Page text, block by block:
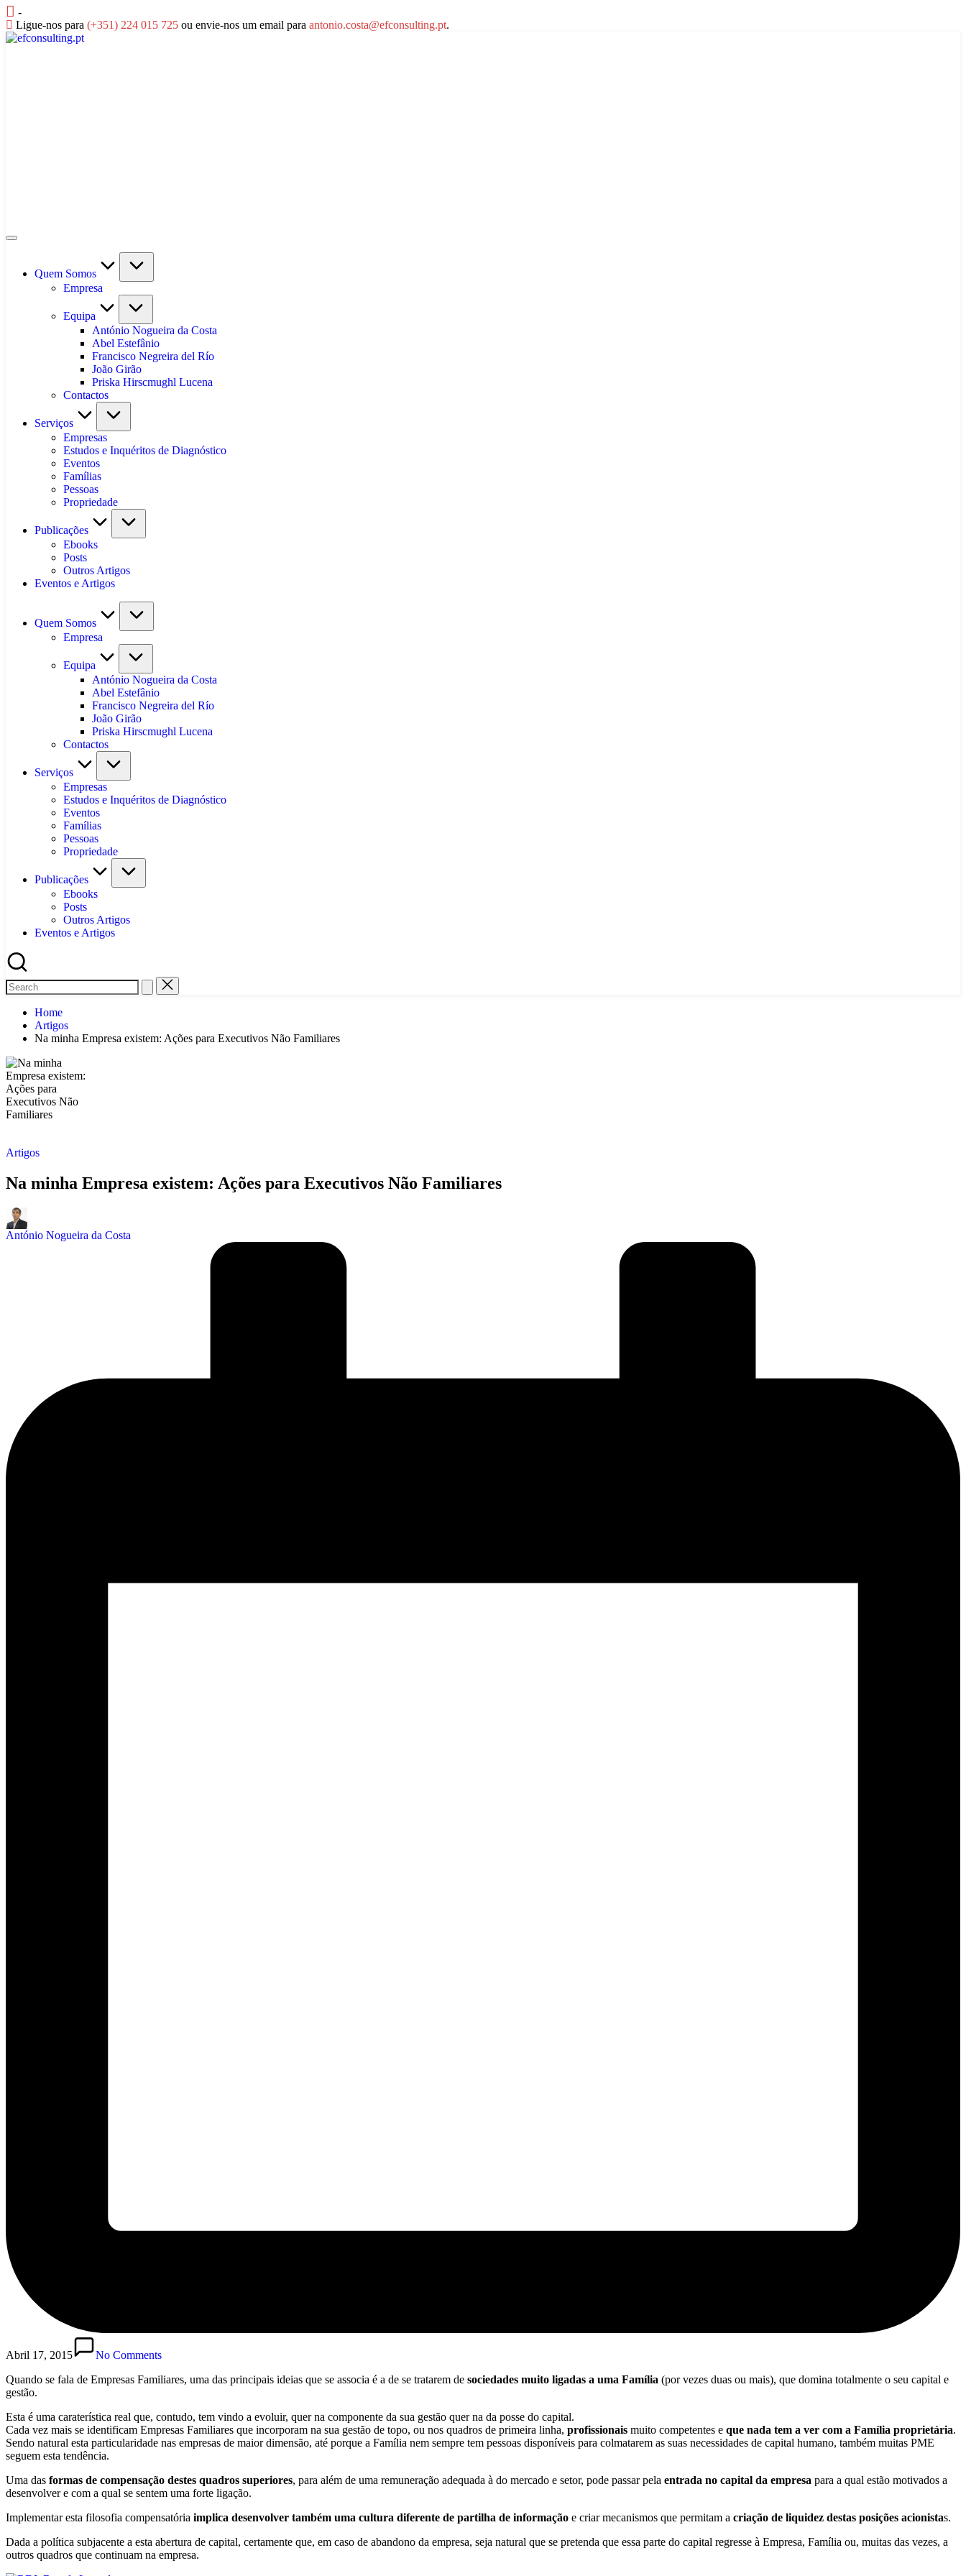
Skip
to
content
-
Ligue-nos para (+351) 224 015 725 ou envie-nos um email para antonio.costa@efconsulting.pt.
efconsulting.pt
Quem Somos
Empresa
Equipa
António Nogueira da Costa
Abel Estefânio
Francisco Negreira del Río
João Girão
Priska Hirscmughl Lucena
Contactos
Serviços
Empresas
Estudos e Inquéritos de Diagnóstico
Eventos
Famílias
Pessoas
Propriedade
Publicações
Ebooks
Posts
Outros Artigos
Eventos e Artigos
Quem Somos
Empresa
Equipa
António Nogueira da Costa
Abel Estefânio
Francisco Negreira del Río
João Girão
Priska Hirscmughl Lucena
Contactos
Serviços
Empresas
Estudos e Inquéritos de Diagnóstico
Eventos
Famílias
Pessoas
Propriedade
Publicações
Ebooks
Posts
Outros Artigos
Eventos e Artigos
Home
Artigos
Na minha Empresa existem: Ações para Executivos Não Familiares
Posted
Artigos
Na minha Empresa existem: Ações para Executivos Não Familiares
Posted
by
António Nogueira da Costa
Abril 17, 2015
No Comments
Quando se fala de Empresas Familiares, uma das principais ideias que se associa é a de se tratarem de sociedades muito ligadas a uma Família (por vezes duas ou mais), que domina totalmente o seu capital e
gestão.
Esta é uma caraterística real que, contudo, tem vindo a evoluir, quer na componente da sua gestão quer na da posse do capital.
Cada vez mais se identificam Empresas Familiares que incorporam na sua gestão de topo, ou nos quadros de primeira linha, profissionais muito competentes e que nada tem a ver com a Família proprietária.
Sendo natural esta particularidade nas empresas de maior dimensão, até porque a Família nem sempre tem pessoas disponíveis para colmatarem as suas necessidades de capital humano, também muitas PME
seguem esta tendência.
Uma das formas de compensação destes quadros superiores, para além de uma remuneração adequada à do mercado e setor, pode passar pela entrada no capital da empresa para a qual estão motivados a
desenvolver e com a qual se sentem uma forte ligação.
Implementar esta filosofia compensatória implica desenvolver também uma cultura diferente de partilha de informação e criar mecanismos que permitam a criação de liquidez destas posições acionistas.
Dada a política subjacente a esta abertura de capital, certamente que, em caso de abandono da empresa, seja natural que se pretenda que essa parte do capital regresse à Empresa, Família ou, muitas das vezes, a
outros quadros que continuam na empresa.